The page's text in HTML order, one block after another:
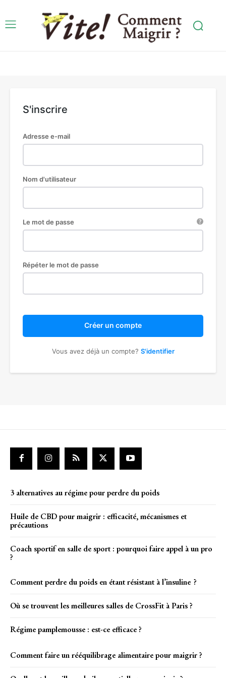
S'inscrire
Adresse e-mail
Nom d'utilisateur
Le mot de passe
Répéter le mot de passe
Créer un compte
Vous avez déjà un compte? S'identifier
3 alternatives au régime pour perdre du poids
Huile de CBD pour maigrir : efficacité, mécanismes et
précautions
Coach sportif en salle de sport : pourquoi faire appel à un pro
?
Comment perdre du poids en étant résistant à l’insuline ?
Où se trouvent les meilleures salles de CrossFit à Paris ?
Régime pamplemousse : est-ce efficace ?
Comment faire un rééquilibrage alimentaire pour maigrir ?